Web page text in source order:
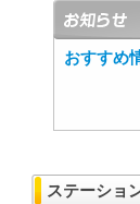
おすすめ
ステーショ